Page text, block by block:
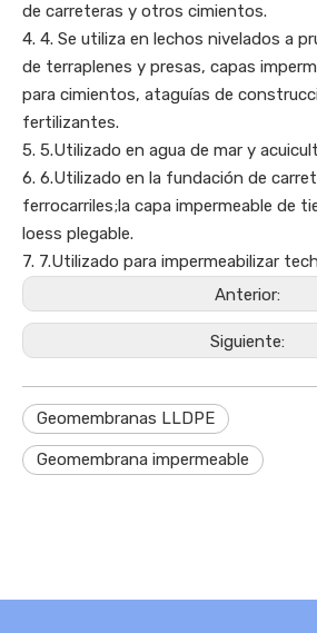
de carreteras y otros cimientos.
4. 4. Se utiliza en lechos nivelados a
de terraplenes y presas, capas
para cimientos, ataguías de
fertilizantes.
5. 5.Utilizado en agua de mar y
6. 6.Utilizado en la fundación de
ferrocarriles;la capa impermeable de
loess plegable.
7. 7.Utilizado para impermeabilizar
Anterior:
Siguiente:
Geomembranas LLDPE
Geomembrana impermeable